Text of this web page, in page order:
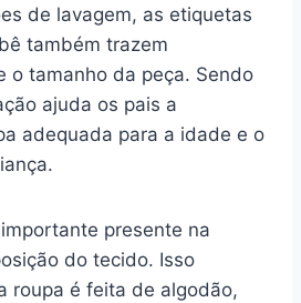
de lavagem, as etiquetas
também trazem
o tamanho da peça. Sendo
ajuda os pais a
adequada para a idade e o
presente na
do tecido. Isso
roupa é feita de algodão,